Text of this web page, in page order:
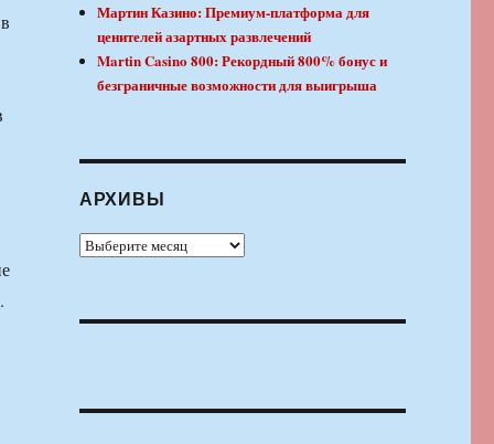
Мартин Казино: Премиум-платформа для
ценителей азартных развлечений
Martin Casino 800: Рекордный 800% бонус и
безграничные возможности для выигрыша
АРХИВЫ
Архивы